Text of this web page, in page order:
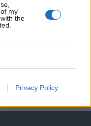
my
the
Privacy Policy